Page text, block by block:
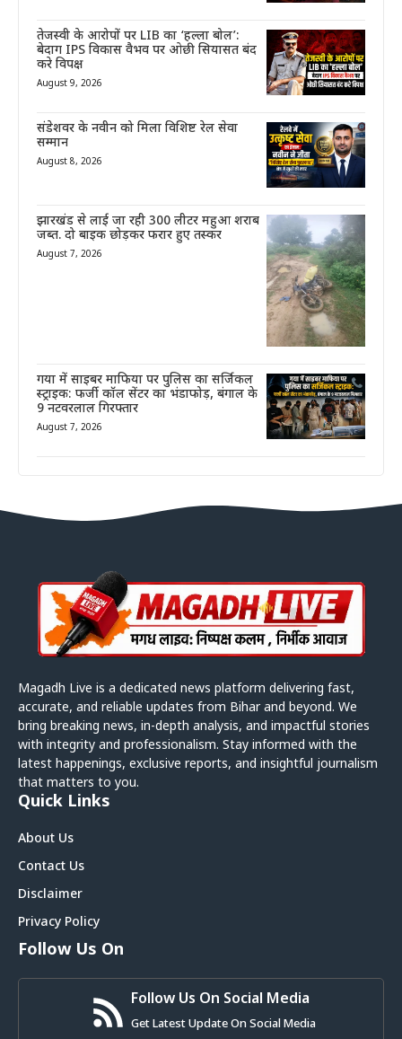
तेजस्वी के आरोपों पर LIB का ‘हल्ला बोल’:
बेदाग IPS विकास वैभव पर ओछी सियासत बंद
करे विपक्ष
August 9, 2026
संडेशवर के नवीन को मिला विशिष्ट रेल सेवा
सम्मान
August 8, 2026
झारखंड से लाई जा रही 300 लीटर महुआ शराब
जब्त. दो बाइक छोड़कर फरार हुए तस्कर
August 7, 2026
गया में साइबर माफिया पर पुलिस का सर्जिकल
स्ट्राइक: फर्जी कॉल सेंटर का भंडाफोड़, बंगाल के
9 नटवरलाल गिरफ्तार
August 7, 2026
Magadh Live is a dedicated news platform delivering fast,
accurate, and reliable updates from Bihar and beyond. We
bring breaking news, in-depth analysis, and impactful stories
with integrity and professionalism. Stay informed with the
latest happenings, exclusive reports, and insightful journalism
that matters to you.
Quick Links
About Us
Contact Us
Disclaimer
Privacy Policy
Follow Us On
Follow Us On Social Media
Get Latest Update On Social Media